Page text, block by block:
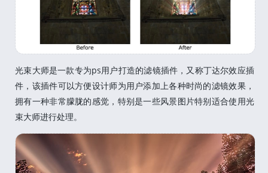
光束大师是一款专为ps用户打造的滤镜插件，又称丁达尔效应插
件，该插件可以方便设计师为用户添加上各种时尚的滤镜效果，
拥有一种非常朦胧的感觉，特别是一些风景图片特别适合使用光
束大师进行处理。